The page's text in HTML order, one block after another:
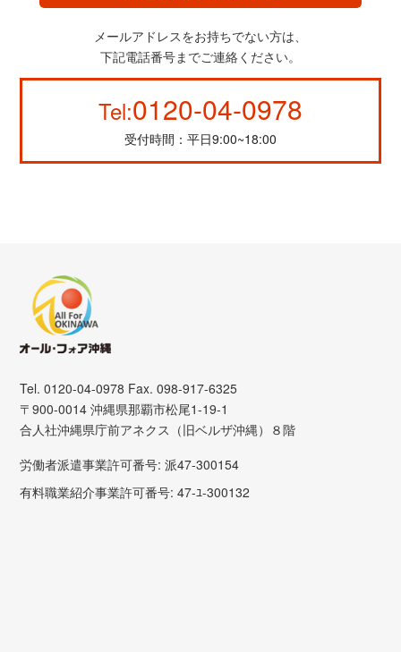
メールアドレスをお持ちでない方は、
下記電話番号までご連絡ください。
Tel:0120-04-0978
受付時間：平日9:00~18:00
Tel. 0120-04-0978 Fax. 098-917-6325
〒900-0014 沖縄県那覇市松尾1-19-1
合人社沖縄県庁前アネクス（旧ベルザ沖縄）８階
労働者派遣事業許可番号: 派47-300154
有料職業紹介事業許可番号: 47-ﾕ-300132